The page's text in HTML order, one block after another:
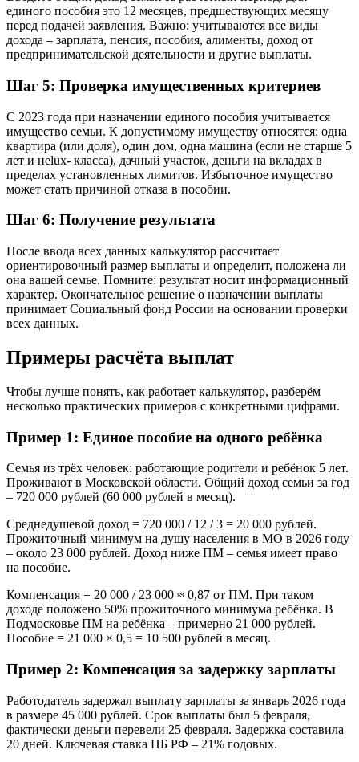
единого пособия это 12 месяцев, предшествующих месяцу
перед подачей заявления. Важно: учитываются все виды
дохода – зарплата, пенсия, пособия, алименты, доход от
предпринимательской деятельности и другие выплаты.
Шаг 5: Проверка имущественных критериев
С 2023 года при назначении единого пособия учитывается
имущество семьи. К допустимому имуществу относятся: одна
квартира (или доля), один дом, одна машина (если не старше 5
лет и неlux- класса), дачный участок, деньги на вкладах в
пределах установленных лимитов. Избыточное имущество
может стать причиной отказа в пособии.
Шаг 6: Получение результата
После ввода всех данных калькулятор рассчитает
ориентировочный размер выплаты и определит, положена ли
она вашей семье. Помните: результат носит информационный
характер. Окончательное решение о назначении выплаты
принимает Социальный фонд России на основании проверки
всех данных.
Примеры расчёта выплат
Чтобы лучше понять, как работает калькулятор, разберём
несколько практических примеров с конкретными цифрами.
Пример 1: Единое пособие на одного ребёнка
Семья из трёх человек: работающие родители и ребёнок 5 лет.
Проживают в Московской области. Общий доход семьи за год
– 720 000 рублей (60 000 рублей в месяц).
Среднедушевой доход = 720 000 / 12 / 3 = 20 000 рублей.
Прожиточный минимум на душу населения в МО в 2026 году
– около 23 000 рублей. Доход ниже ПМ – семья имеет право
на пособие.
Компенсация = 20 000 / 23 000 ≈ 0,87 от ПМ. При таком
доходе положено 50% прожиточного минимума ребёнка. В
Подмосковье ПМ на ребёнка – примерно 21 000 рублей.
Пособие = 21 000 × 0,5 = 10 500 рублей в месяц.
Пример 2: Компенсация за задержку зарплаты
Работодатель задержал выплату зарплаты за январь 2026 года
в размере 45 000 рублей. Срок выплаты был 5 февраля,
фактически деньги перевели 25 февраля. Задержка составила
20 дней. Ключевая ставка ЦБ РФ – 21% годовых.